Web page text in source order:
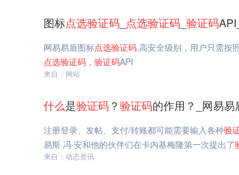
图标点选验证码 点选验证码 验证码
网易易盾图标点选验证码,高安全级别，用户只需按
点选验证码 ， 验证码API
来自：网站
什么是验证码 ？验证码的作用？_网易易
注册登录、发帖、支付/转账都可能需要输入各种验
易斯·冯·安和他的伙伴们在卡内基梅隆第一次提出了
来自：动态资讯